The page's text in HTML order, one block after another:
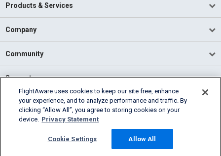
Products & Services
Company
Community
Support
English (USA)
2026 FlightAware
Cookie Settings
FlightAware uses cookies to keep our site free, enhance
your experience, and to analyze performance and traffic. By
clicking “Allow All”, you agree to storing cookies on your
device. Privacy Statement
Cookie Settings Allow All